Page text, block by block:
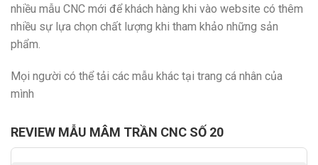
nhiều mẫu CNC mới để khách hàng khi vào website có thêm
nhiều sự lựa chọn chất lượng khi tham khảo những sản
phẩm.
Mọi người có thể tải các mẫu khác tại trang cá nhân của
mình
REVIEW MẪU MÂM TRẦN CNC SỐ 20